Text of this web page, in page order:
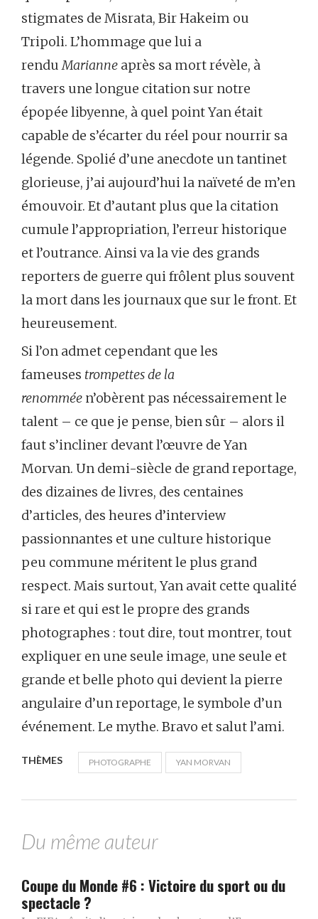
stigmates de Misrata, Bir Hakeim ou
Tripoli. L’hommage que lui a
renduMarianne après sa mort révèle, à
travers une longue citation sur notre
épopée libyenne, à quel point Yan était
capable de s’écarter du réel pour nourrir sa
légende. Spolié d’une anecdote un tantinet
glorieuse, j’ai aujourd’hui la naïveté de m’en
émouvoir. Et d’autant plus que la citation
cumule l’appropriation, l’erreur historique
et l’outrance. Ainsi va la vie des grands
reporters de guerre qui frôlent plus souvent
la mort dans les journaux que sur le front. Et
heureusement.
Si l’on admet cependant que les
fameuses trompettes de la
renommée n’obèrent pas nécessairement le
talent – ce que je pense, bien sûr – alors il
faut s’incliner devant l’œuvre de Yan
Morvan. Un demi-siècle de grand reportage,
des dizaines de livres, des centaines
d’articles, des heures d’interview
passionnantes et une culture historique
peu commune méritent le plus grand
respect. Mais surtout, Yan avait cette qualité
si rare et qui est le propre des grands
photographes : tout dire, tout montrer, tout
expliquer en une seule image, une seule et
grande et belle photo qui devient la pierre
angulaire d’un reportage, le symbole d’un
événement. Le mythe. Bravo et salut l’ami.
THÈMES PHOTOGRAPHE YAN MORVAN
Du même auteur
Coupe du Monde #6 : Victoire du sport ou du
spectacle ?